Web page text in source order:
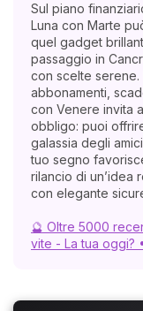
Sul piano
Luna con Marte
quel gadget
passaggio in
con scelte serene.
abbonamenti,
con Venere invita
obbligo: puoi
galassia degli
tuo segno
rilancio di un’idea
con elegante
🔮 Oltre 5000
vite - La tua oggi?